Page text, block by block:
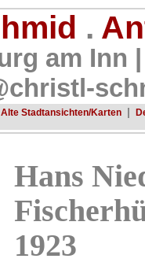
.
am Inn
Alte Stadtansichten/Karten |
Hans
1923